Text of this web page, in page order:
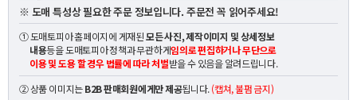
※ 도매 특성상 필요한 주문 정보입니다. 주문전 꼭 읽어주세요!
① 도매토피아 홈페이지에 게재된모든 사진, 제작이미지 및 상세정보
내용등을 도매토피아 정책과 무관하게임의로 편집하거나 무단으로
이용 및 도용 할 경우 법률에 따라 처벌받을 수 있음을 알려드립니다.
② 상품 이미지는B2B 판매회원에게만 제공됩니다.(캡쳐, 불펌 금지)